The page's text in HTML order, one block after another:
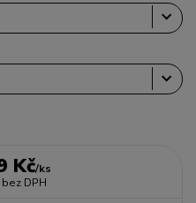
Kč/ks
bez DPH